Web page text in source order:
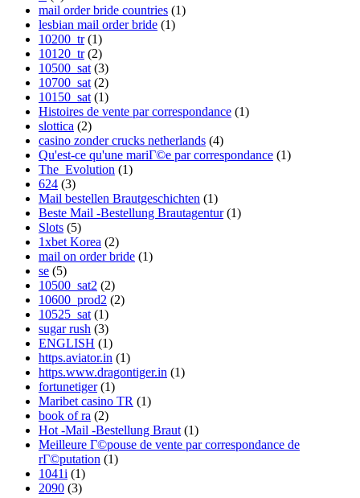
mail order bride countries (1)
lesbian mail order bride (1)
10200_tr(1)
10120_tr(2)
10500_sat (3)
10700_sat (2)
10150_sat (1)
Histoires de vente par correspondance (1)
slottica (2)
casino zonder crucks netherlands (4)
Qu'est-ce qu'une mariГ©e par correspondance (1)
The_Evolution (1)
624 (3)
Mail bestellen Brautgeschichten (1)
Beste Mail -Bestellung Brautagentur(1)
Slots (5)
1xbet Korea (2)
mail on order bride (1)
se (5)
10500_sat2 (2)
10600_prod2 (2)
10525_sat (1)
sugar rush (3)
ENGLISH (1)
https.aviator.in (1)
https.www.dragontiger.in (1)
fortunetiger(1)
Maribet casino TR (1)
book of ra (2)
Hot -Mail -Bestellung Braut (1)
Meilleure Г©pouse de vente par correspondance de
rГ©putation (1)
1041i (1)
2090 (3)